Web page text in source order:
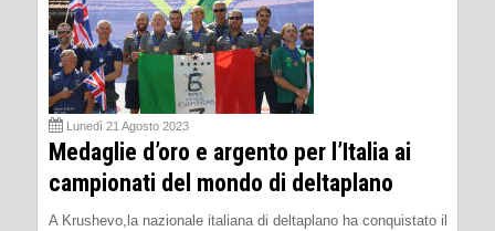
Lunedì 21 Agosto 2023
Medaglie d’oro e argento per l’Italia ai
campionati del mondo di deltaplano
A Krushevo,la nazionale italiana di deltaplano ha conquistato il